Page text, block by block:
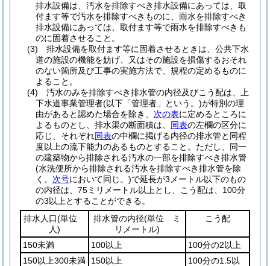
排水設備は、汚水を排除すべき排水設備にあっては、取
付ます等で汚水を排除すべきものに、雨水を排除すべき
排水設備にあっては、取付ます等で雨水を排除すべきも
のに固着させること。
(3)
排水設備を取付ます等に固着させるときは、公共下水
道の施設の機能を妨げ、又はその施設を損傷するおそれ
のない箇所及び工事の実施方法で、規程の定めるものに
よること。
(4)
汚水のみを排除すべき排水管の内径及びこう配は、上
下水道事業管理者(以下「管理者」という。)が特別の理
由があると認めた場合を除き、 次の表に定めるところに
よるものとし、排水渠の断面積は、 同表の左欄の区分に
応じ、それぞれ同表の中欄に掲げる内径の排水管と同程
度以上の流下能力のあるものとすること。 ただし、同一
の建築物から排除される汚水の一部を排除すべき排水管
(水洗便所から排除される汚水を排除すべき排水管を除
く。 次号において同じ。)で延長が3メートル以下のもの
の内径は、75ミリメートル以上とし、こう配は、100分
の3以上とすることができる。
排水人口(単位
人)
排水管の内径(単位 ミ
リメートル)
こう配
150未満 100以上
100分の2以上
150以上300未満
150以上
100分の1.5以